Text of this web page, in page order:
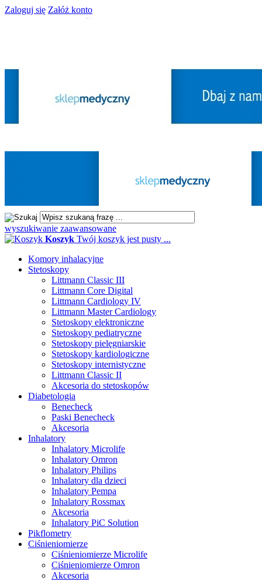
Zaloguj się Załóż konto
wyszukiwanie zaawansowane
Koszyk Twój koszyk jest pusty ...
Komory inhalacyjne
Stetoskopy
Littmann Classic III
Littmann Core Digital
Littmann Cardiology IV
Littmann Master Cardiology
Stetoskopy elektroniczne
Stetoskopy pediatryczne
Stetoskopy pielęgniarskie
Stetoskopy kardiologiczne
Stetoskopy internistyczne
Littmann Classic II
Akcesoria do stetoskopów
Diabetologia
Benecheck
Paski Benecheck
Akcesoria
Inhalatory
Inhalatory Microlife
Inhalatory Omron
Inhalatory Philips
Inhalatory dla dzieci
Inhalatory Pempa
Inhalatory Rossmax
Akcesoria
Inhalatory PiC Solution
Pikflometry
Ciśnieniomierze
Ciśnieniomierze Microlife
Ciśnieniomierze Omron
Akcesoria